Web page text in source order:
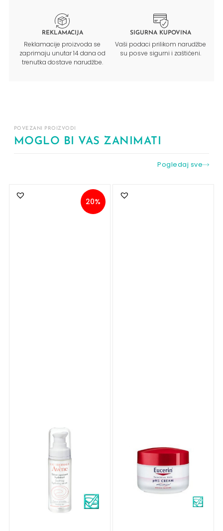
REKLAMACIJA
Reklamacije proizvoda se
zaprimaju unutar 14 dana od
trenutka dostave narudžbe.
SIGURNA KUPOVINA
Vaši podaci prilikom narudžbe
su posve sigurni i zaštićeni.
POVEZANI PROIZVODI
MOGLO BI VAS ZANIMATI
Pogledaj sve
20%